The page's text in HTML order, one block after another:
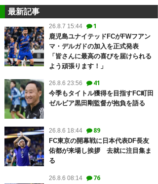
最新記事
26.8.7 15:44 1
鹿児島ユナイテッドFCがFWフアン
マ・デルガドの加入を正式発表
「皆さんに最高の喜びを届けられる
よう頑張ります！」
26.8.6 23:56 41
今季もタイトル獲得を目指すFC町田
ゼルビア黒田剛監督が抱負を語る
26.8.6 18:44 89
FC東京の開幕戦に日本代表DF長友
佑都が来場し挨拶 去就に注目集ま
る
26.8.6 08:14 76